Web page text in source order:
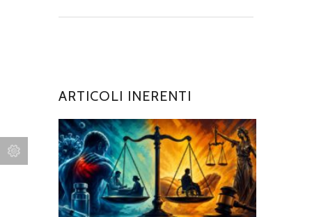
ARTICOLI INERENTI